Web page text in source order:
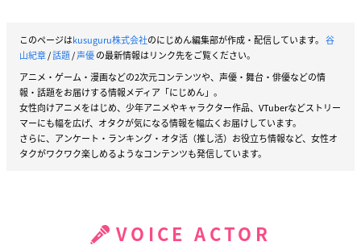
このページはkusuguru株式会社のにじめん編集部が作成・配信しています。 谷
山紀章/話題/声優の最新情報はリンク先をご覧ください。
アニメ・ゲーム・漫画などの2次元コンテンツや、声優・舞台・俳優などの情
報・話題をお届けする情報メディア「にじめん」。
女性向けアニメをはじめ、少年アニメやキャラクター作品、VTuberなどストリー
マーにも幅を広げ、オタクが気になる情報を幅広くお届けしています。
さらに、アンケート・ランキング・オタ活（推し活）お役立ち情報など、女性オ
タクがワクワク楽しめるようなコンテンツも発信しています。
VOICE ACTOR